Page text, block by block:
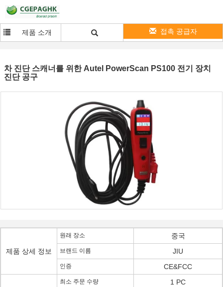
제품 소개 접촉 공급자
차 진단 스캐너를 위한 Autel PowerScan PS100 전기 장치
진단 공구
제품 상세 정보
원래 장소 중국
브랜드 이름 JIU
인증 CE&FCC
최소 주문 수량 1 PC